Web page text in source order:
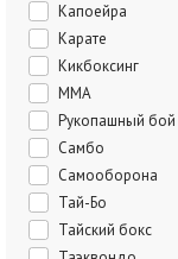
Капоейра
Карате
Кикбоксинг
ММА
Рукопашный бой
Самбо
Самооборона
Тай-Бо
Тайский бокс